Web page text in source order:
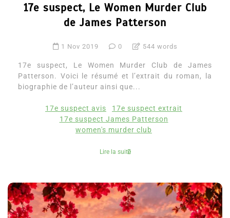
17e suspect, Le Women Murder Club
de James Patterson
1 Nov 2019 0 544 words
17e suspect, Le Women Murder Club de James
Patterson. Voici le résumé et l’extrait du roman, la
biographie de l’auteur ainsi que...
17e suspect avis
17e suspect extrait
17e suspect James Patterson
women's murder club
Lire la suite